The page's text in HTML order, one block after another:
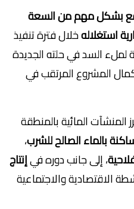
بشكل مهم من السعة
استغلالهخلال فترة تنفيذ
لملء السد في حلته الجديدة
قبل استكمال المشروع المرتقب في
المائية بالمنطقة
بالماء الصالح للشرب،
، إلى جانب دوره فيإنتاج
الاقتصادية والاجتماعية